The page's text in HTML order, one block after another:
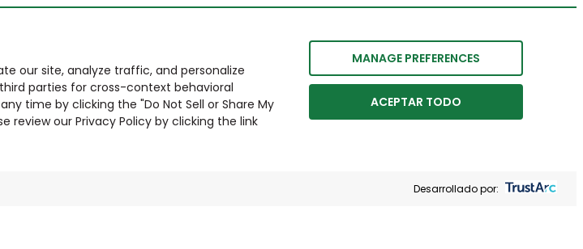
our site, analyze traffic, and personalize
parties for cross-context behavioral
time by clicking the "Do Not Sell or Share My
review our Privacy Policy by clicking the link
MANAGE PREFERENCES
ACEPTAR TODO
Desarrollado por: